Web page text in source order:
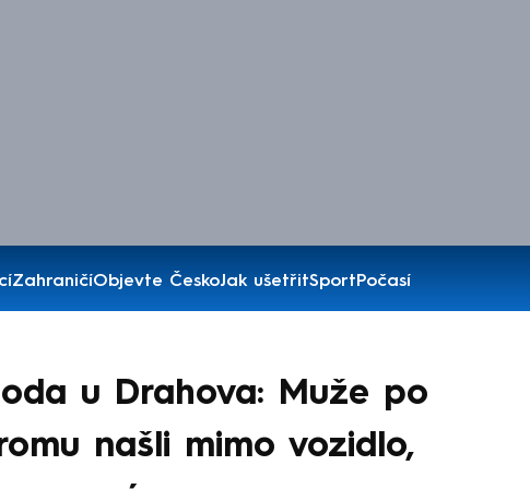
ZahraničíObjevte ČeskoJak ušetřitSportPočasí
u Drahova: Muže po
našli mimo vozidlo,